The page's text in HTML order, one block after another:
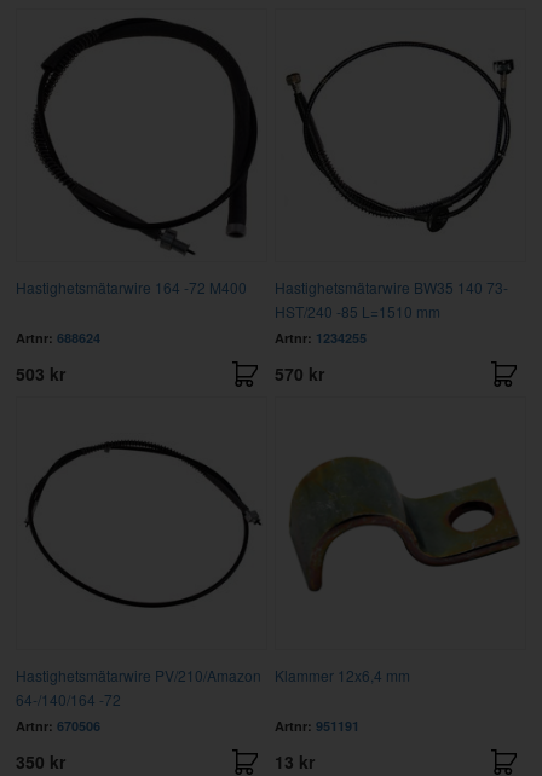
Hastighetsmätarwire 164 -72 M400
Artnr: 688624
503 kr
Hastighetsmätarwire BW35 140 73-
HST/240 -85 L=1510 mm
Artnr: 1234255
570 kr
Hastighetsmätarwire PV/210/Amazon
64-/140/164 -72
Artnr: 670506
350 kr
Klammer 12x6,4 mm
Artnr: 951191
13 kr